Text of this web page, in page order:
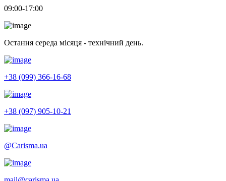
09:00-17:00
Остання середа місяця - технічний день.
+38 (099) 366-16-68
+38 (097) 905-10-21
@Carisma.ua